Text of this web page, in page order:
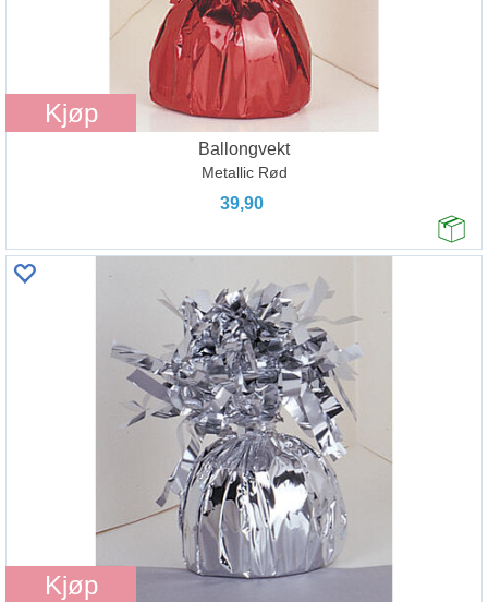
Kjøp
Ballongvekt
Metallic Rød
39,90
Kjøp